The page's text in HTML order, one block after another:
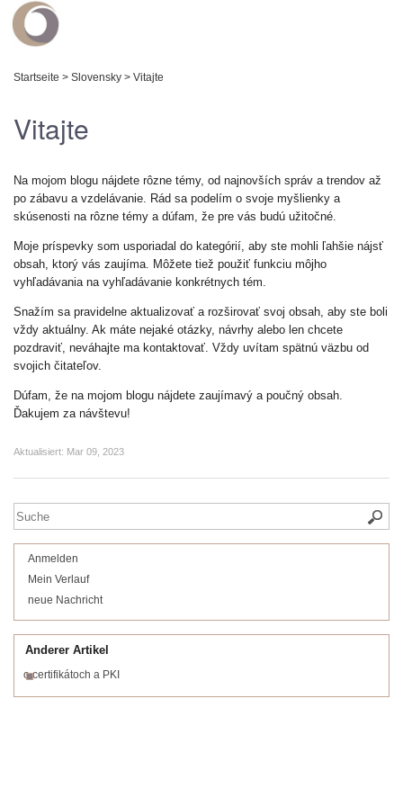
Startseite > Slovensky > Vitajte
Vitajte
Na mojom blogu nájdete rôzne témy, od najnovších správ a trendov až
po zábavu a vzdelávanie. Rád sa podelím o svoje myšlienky a
skúsenosti na rôzne témy a dúfam, že pre vás budú užitočné.
Moje príspevky som usporiadal do kategórií, aby ste mohli ľahšie nájsť
obsah, ktorý vás zaujíma. Môžete tiež použiť funkciu môjho
vyhľadávania na vyhľadávanie konkrétnych tém.
Snažím sa pravidelne aktualizovať a rozširovať svoj obsah, aby ste boli
vždy aktuálny. Ak máte nejaké otázky, návrhy alebo len chcete
pozdraviť, neváhajte ma kontaktovať. Vždy uvítam spätnú väzbu od
svojich čitateľov.
Dúfam, že na mojom blogu nájdete zaujímavý a poučný obsah.
Ďakujem za návštevu!
Aktualisiert: Mar 09, 2023
Anmelden
Mein Verlauf
neue Nachricht
Anderer Artikel
o certifikátoch a PKI